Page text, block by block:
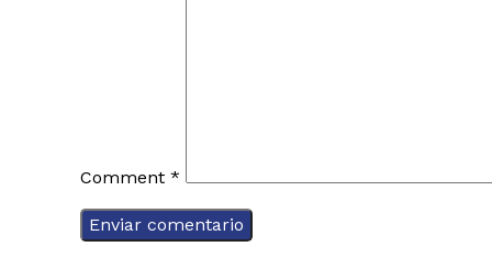
Comment *